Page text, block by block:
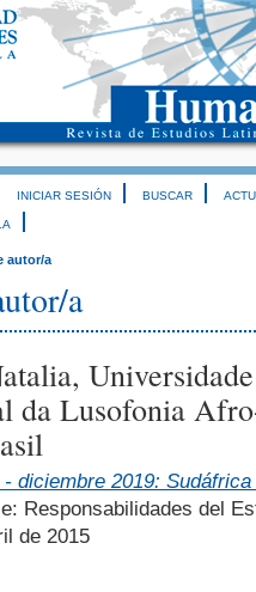
INICIAR SESIÓN BUSCAR
autor/a
a
da Lusofonia
diciembre 2019:
Responsabilidades del
de 2015